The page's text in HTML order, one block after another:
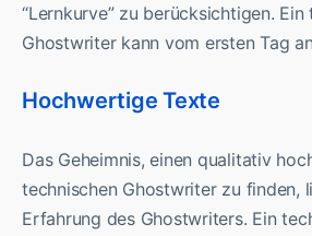
“Lernkurve” zu berücksichtigen. Ein
Ghostwriter kann vom ersten Tag
Hochwertige Texte
Das Geheimnis, einen qualitativ
technischen Ghostwriter zu finden,
Erfahrung des Ghostwriters. Ein